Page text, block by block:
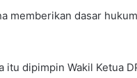
memberikan dasar
itu dipimpin Wakil Ketua